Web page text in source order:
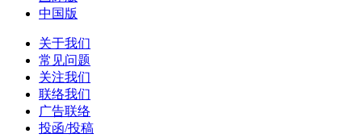
中国版
关于我们
常见问题
关注我们
联络我们
广告联络
投函/投稿